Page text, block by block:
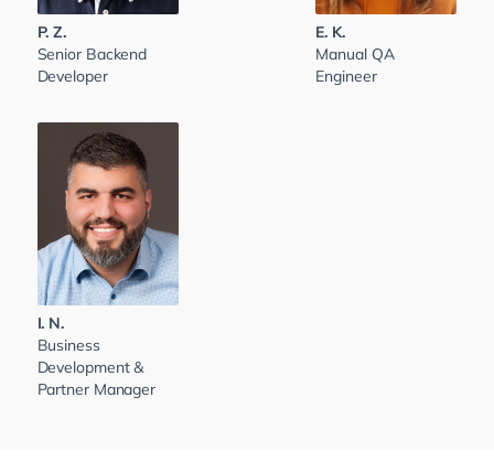
P. Z.
Senior Backend
Developer
E. K.
Manual QA
Engineer
I. N.
Business
Development &
Partner Manager